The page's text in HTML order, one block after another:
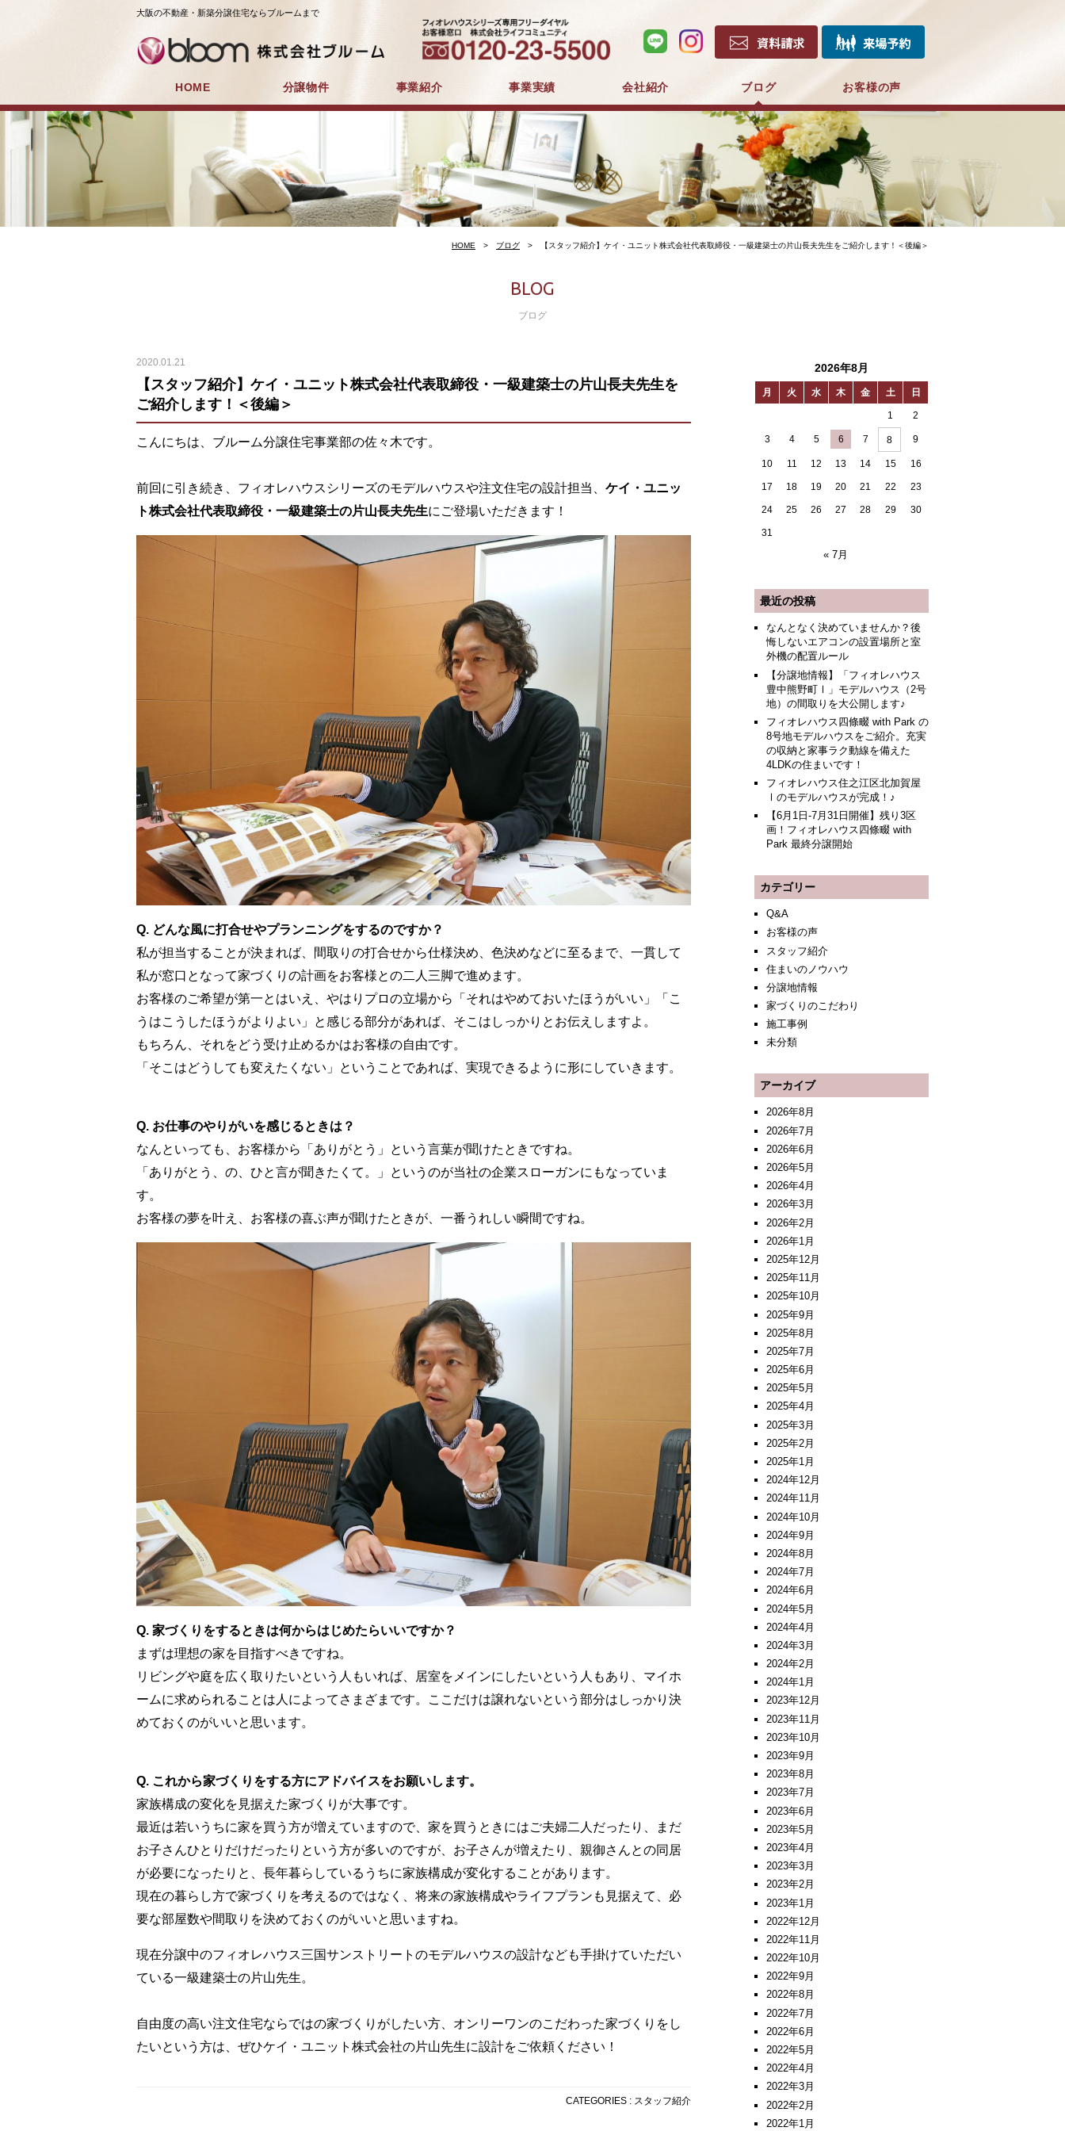
大阪の不動産・新築分譲住宅ならブルームまで
HOME 分譲物件 事業紹介
分譲住宅事業
建築事業
事業実績
戸建分譲
マンション分譲
会社紹介 ブログ お客様の声
HOME ブログ 【スタッフ紹介】ケイ・ユニット株式会社代表取締役・一級建築士の片山長夫先生をご紹介します！＜後編＞
BLOG
ブログ
2020.01.21
【スタッフ紹介】ケイ・ユニット株式会社代表取締役・一級建築士の片山長夫先生を
ご紹介します！＜後編＞
こんにちは、ブルーム分譲住宅事業部の佐々木です。
前回に引き続き、フィオレハウスシリーズのモデルハウスや注文住宅の設計担当、 ケイ・ユニッ
ト株式会社代表取締役・一級建築士の片山長夫先生にご登場いただきます！
Q. どんな風に打合せやプランニングをするのですか？
私が担当することが決まれば、間取りの打合せから仕様決め、色決めなどに至るまで、一貫して
私が窓口となって家づくりの計画をお客様との二人三脚で進めます。
お客様のご希望が第一とはいえ、やはりプロの立場から「それはやめておいたほうがいい」「こ
うはこうしたほうがよりよい」と感じる部分があれば、そこはしっかりとお伝えしますよ。
もちろん、それをどう受け止めるかはお客様の自由です。
「そこはどうしても変えたくない」ということであれば、実現できるように形にしていきます。
Q. お仕事のやりがいを感じるときは？
なんといっても、お客様から「ありがとう」という言葉が聞けたときですね。
「ありがとう、の、ひと言が聞きたくて。」というのが当社の企業スローガンにもなっていま
す。
お客様の夢を叶え、お客様の喜ぶ声が聞けたときが、一番うれしい瞬間ですね。
Q. 家づくりをするときは何からはじめたらいいですか？
まずは理想の家を目指すべきですね。
リビングや庭を広く取りたいという人もいれば、居室をメインにしたいという人もあり、マイホ
ームに求められることは人によってさまざまです。ここだけは譲れないという部分はしっかり決
めておくのがいいと思います。
Q. これから家づくりをする方にアドバイスをお願いします。
家族構成の変化を見据えた家づくりが大事です。
最近は若いうちに家を買う方が増えていますので、家を買うときにはご夫婦二人だったり、まだ
お子さんひとりだけだったりという方が多いのですが、お子さんが増えたり、親御さんとの同居
が必要になったりと、長年暮らしているうちに家族構成が変化することがあります。
現在の暮らし方で家づくりを考えるのではなく、将来の家族構成やライフプランも見据えて、必
要な部屋数や間取りを決めておくのがいいと思いますね。
現在分譲中のフィオレハウス三国サンストリートのモデルハウスの設計なども手掛けていただい
ている一級建築士の片山先生。
自由度の高い注文住宅ならではの家づくりがしたい方、オンリーワンのこだわった家づくりをし
たいという方は、ぜひケイ・ユニット株式会社の片山先生に設計をご依頼ください！
CATEGORIES : スタッフ紹介
2026年8月
月 火 水 木 金 土 日
1 2
3 4 5 6 7 8 9
10 11 12 13 14 15 16
17 18 19 20 21 22 23
24 25 26 27 28 29 30
31
« 7月
最近の投稿
なんとなく決めていませんか？後
悔しないエアコンの設置場所と室
外機の配置ルール
【分譲地情報】「フィオレハウス
豊中熊野町Ⅰ」モデルハウス（2号
地）の間取りを大公開します♪
フィオレハウス四條畷 with Park の
8号地モデルハウスをご紹介。充実
の収納と家事ラク動線を備えた
4LDKの住まいです！
フィオレハウス住之江区北加賀屋
Ⅰのモデルハウスが完成！♪
【6月1日-7月31日開催】残り3区
画！フィオレハウス四條畷 with
Park 最終分譲開始
カテゴリー
Q&A
お客様の声
スタッフ紹介
住まいのノウハウ
分譲地情報
家づくりのこだわり
施工事例
未分類
アーカイブ
2026年8月
2026年7月
2026年6月
2026年5月
2026年4月
2026年3月
2026年2月
2026年1月
2025年12月
2025年11月
2025年10月
2025年9月
2025年8月
2025年7月
2025年6月
2025年5月
2025年4月
2025年3月
2025年2月
2025年1月
2024年12月
2024年11月
2024年10月
2024年9月
2024年8月
2024年7月
2024年6月
2024年5月
2024年4月
2024年3月
2024年2月
2024年1月
2023年12月
2023年11月
2023年10月
2023年9月
2023年8月
2023年7月
2023年6月
2023年5月
2023年4月
2023年3月
2023年2月
2023年1月
2022年12月
2022年11月
2022年10月
2022年9月
2022年8月
2022年7月
2022年6月
2022年5月
2022年4月
2022年3月
2022年2月
2022年1月